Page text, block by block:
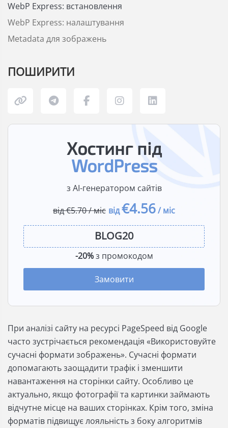
WebP Express: встановлення
WebP Express: налаштування
Metadata для зображень
ПОШИРИТИ
Хостинг під
WordPress
з AI-генератором сайтів
від €5.70 / міс від€4.56/ міс
-20%з промокодом
Замовити
При аналізі сайту на ресурсі PageSpeed ​​від Google
часто зустрічається рекомендація «Використовуйте
сучасні формати зображень». Сучасні формати
допомагають заощадити трафік і зменшити
навантаження на сторінки сайту. Особливо це
актуально, якщо фотографії та картинки займають
відчутне місце на ваших сторінках. Крім того, зміна
форматів підвищує лояльність з боку алгоритмів